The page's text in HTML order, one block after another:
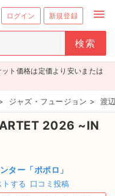
ログイン 新規登録 menu
ト価格は定価より安いまたは
ジャズ・フュージョン > 渡
2026 ~IN
ター「ポポロ」
トする 口コミ投稿